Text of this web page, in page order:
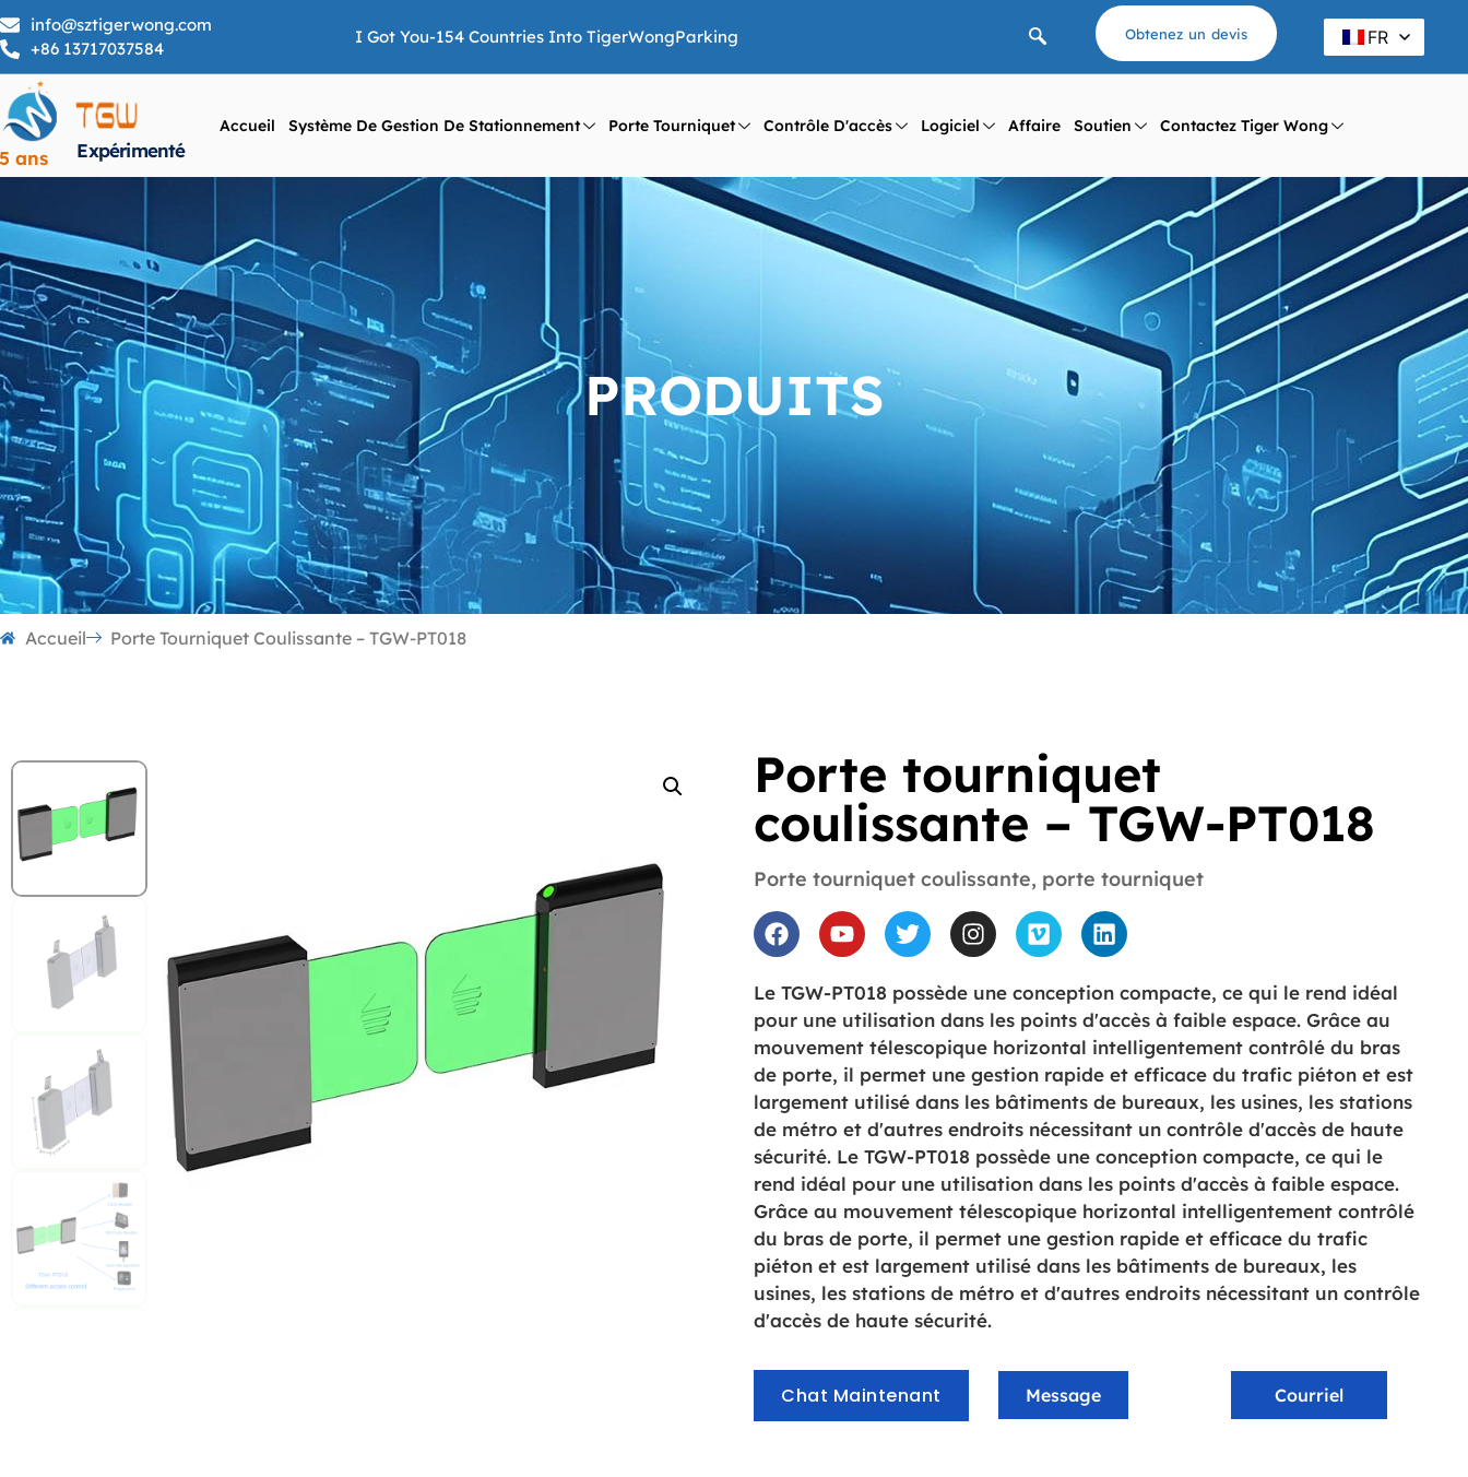
info@sztigerwong.com
+86 13717037584
I Got You-154 Countries Into TigerWongParking Obtenez un devis FR
ans Expérimenté
Accueil Système De Gestion De Stationnement Porte Tourniquet Contrôle D'accès Logiciel Affaire Soutien Contactez Tiger Wong
PRODUITS
Accueil Porte Tourniquet Coulissante – TGW-PT018
Porte tourniquet
coulissante – TGW-PT018
Porte tourniquet coulissante, porte tourniquet
Le TGW-PT018 possède une conception compacte, ce qui le rend idéal
pour une utilisation dans les points d'accès à faible espace. Grâce au
mouvement télescopique horizontal intelligentement contrôlé du bras
de porte, il permet une gestion rapide et efficace du trafic piéton et est
largement utilisé dans les bâtiments de bureaux, les usines, les stations
de métro et d'autres endroits nécessitant un contrôle d'accès de haute
sécurité. Le TGW-PT018 possède une conception compacte, ce qui le
rend idéal pour une utilisation dans les points d'accès à faible espace.
Grâce au mouvement télescopique horizontal intelligentement contrôlé
du bras de porte, il permet une gestion rapide et efficace du trafic
piéton et est largement utilisé dans les bâtiments de bureaux, les
usines, les stations de métro et d'autres endroits nécessitant un contrôle
d'accès de haute sécurité.
Chat Maintenant Message Courriel